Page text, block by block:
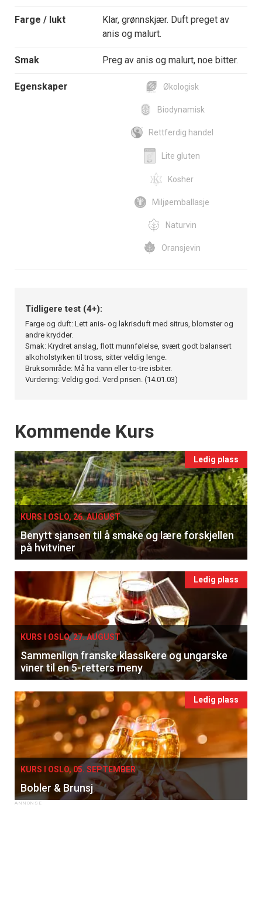
Farge / lukt
Klar, grønnskjær. Duft preget av
anis og malurt.
Smak Preg av anis og malurt, noe bitter.
Egenskaper Økologisk
Biodynamisk
Rettferdig handel
Lite gluten
Kosher
Miljøemballasje
Naturvin
Oransjevin
Tidligere test (4+):
Farge og duft: Lett anis- og lakrisduft med sitrus, blomster og
andre krydder.
Smak: Krydret anslag, flott munnfølelse, svært godt balansert
alkoholstyrken til tross, sitter veldig lenge.
Bruksområde: Må ha vann eller to-tre isbiter.
Vurdering: Veldig god. Verd prisen. (14.01.03)
Events
Kommende Kurs
Ledig plass
KURS I OSLO, 26. AUGUST
Benytt sjansen til å smake og lære forskjellen
på hvitviner
Ledig plass
KURS I OSLO, 27. AUGUST
Sammenlign franske klassikere og ungarske
viner til en 5-retters meny
Ledig plass
KURS I OSLO, 05. SEPTEMBER
Bobler & Brunsj